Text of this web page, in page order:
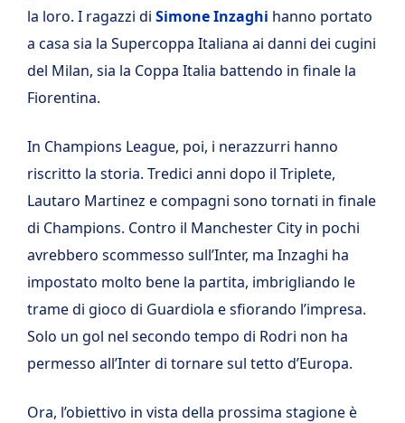
la loro. I ragazzi di Simone Inzaghi hanno portato
a casa sia la Supercoppa Italiana ai danni dei cugini
del Milan, sia la Coppa Italia battendo in finale la
Fiorentina.
In Champions League, poi, i nerazzurri hanno
riscritto la storia. Tredici anni dopo il Triplete,
Lautaro Martinez e compagni sono tornati in finale
di Champions. Contro il Manchester City in pochi
avrebbero scommesso sull’Inter, ma Inzaghi ha
impostato molto bene la partita, imbrigliando le
trame di gioco di Guardiola e sfiorando l’impresa.
Solo un gol nel secondo tempo di Rodri non ha
permesso all’Inter di tornare sul tetto d’Europa.
Ora, l’obiettivo in vista della prossima stagione è